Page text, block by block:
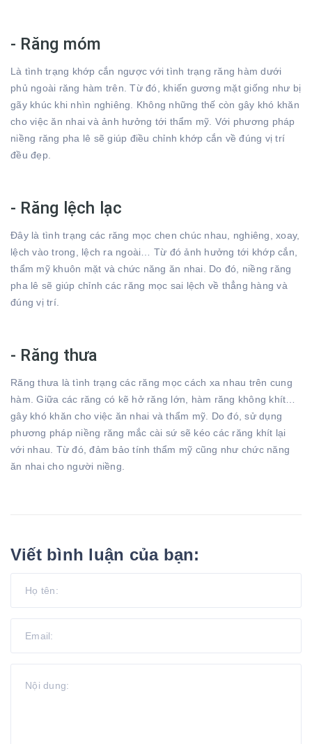
- Răng móm
Là tình trạng khớp cắn ngược với tình trạng răng hàm dưới
phủ ngoài răng hàm trên. Từ đó, khiến gương mặt giống như bị
gãy khúc khi nhìn nghiêng. Không những thế còn gây khó khăn
cho việc ăn nhai và ảnh hưởng tới thẩm mỹ. Với phương pháp
niềng răng pha lê sẽ giúp điều chỉnh khớp cắn về đúng vị trí
đều đẹp.
- Răng lệch lạc
Đây là tình trạng các răng mọc chen chúc nhau, nghiêng, xoay,
lệch vào trong, lệch ra ngoài… Từ đó ảnh hưởng tới khớp cắn,
thẩm mỹ khuôn mặt và chức năng ăn nhai. Do đó, niềng răng
pha lê sẽ giúp chỉnh các răng mọc sai lệch về thẳng hàng và
đúng vị trí.
- Răng thưa
Răng thưa là tình trạng các răng mọc cách xa nhau trên cung
hàm. Giữa các răng có kẽ hở răng lớn, hàm răng không khít…
gây khó khăn cho việc ăn nhai và thẩm mỹ. Do đó, sử dụng
phương pháp niềng răng mắc cài sứ sẽ kéo các răng khít lại
với nhau. Từ đó, đảm bảo tính thẩm mỹ cũng như chức năng
ăn nhai cho người niềng.
Viết bình luận của bạn: